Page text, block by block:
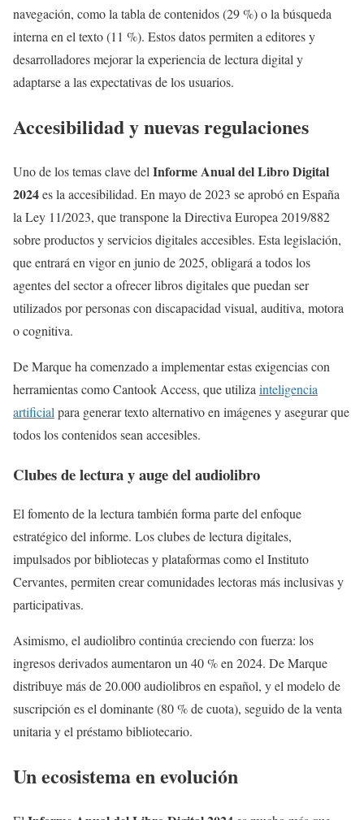
navegación, como la tabla de contenidos (29 %) o la búsqueda
interna en el texto (11 %). Estos datos permiten a editores y
desarrolladores mejorar la experiencia de lectura digital y
adaptarse a las expectativas de los usuarios.
Accesibilidad y nuevas regulaciones
Uno de los temas clave del Informe Anual del Libro Digital
2024es la accesibilidad. En mayo de 2023 se aprobó en España
la Ley 11/2023, que transpone la Directiva Europea 2019/882
sobre productos y servicios digitales accesibles. Esta legislación,
que entrará en vigor en junio de 2025, obligará a todos los
agentes del sector a ofrecer libros digitales que puedan ser
utilizados por personas con discapacidad visual, auditiva, motora
o cognitiva.
De Marque ha comenzado a implementar estas exigencias con
herramientas como Cantook Access, que utiliza inteligencia
artificial para generar texto alternativo en imágenes y asegurar que
todos los contenidos sean accesibles.
Clubes de lectura y auge del audiolibro
El fomento de la lectura también forma parte del enfoque
estratégico del informe. Los clubes de lectura digitales,
impulsados por bibliotecas y plataformas como el Instituto
Cervantes, permiten crear comunidades lectoras más inclusivas y
participativas.
Asimismo, el audiolibro continúa creciendo con fuerza: los
ingresos derivados aumentaron un 40 % en 2024. De Marque
distribuye más de 20.000 audiolibros en español, y el modelo de
suscripción es el dominante (80 % de cuota), seguido de la venta
unitaria y el préstamo bibliotecario.
Un ecosistema en evolución